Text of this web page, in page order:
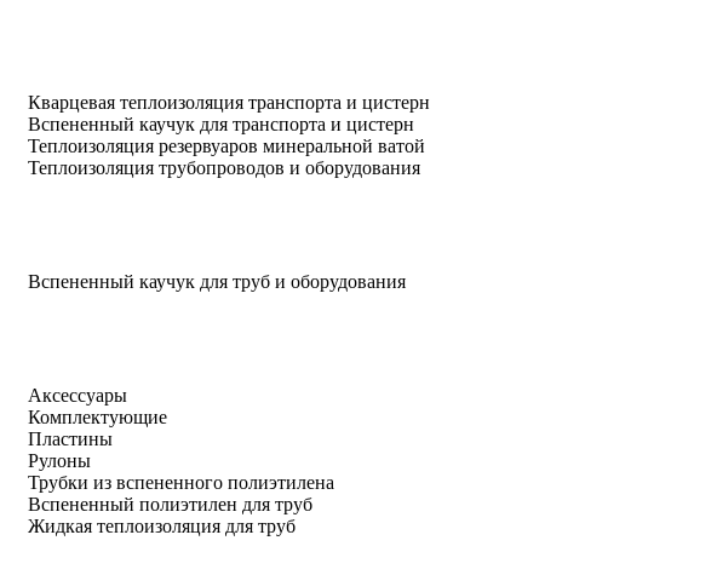
Кварцевая теплоизоляция транспорта и цистерн
Вспененный каучук для транспорта и цистерн
Теплоизоляция резервуаров минеральной ватой
Теплоизоляция трубопроводов и оборудования
Вспененный каучук для труб и оборудования
Аксессуары
Комплектующие
Пластины
Рулоны
Трубки из вспененного полиэтилена
Вспененный полиэтилен для труб
Жидкая теплоизоляция для труб